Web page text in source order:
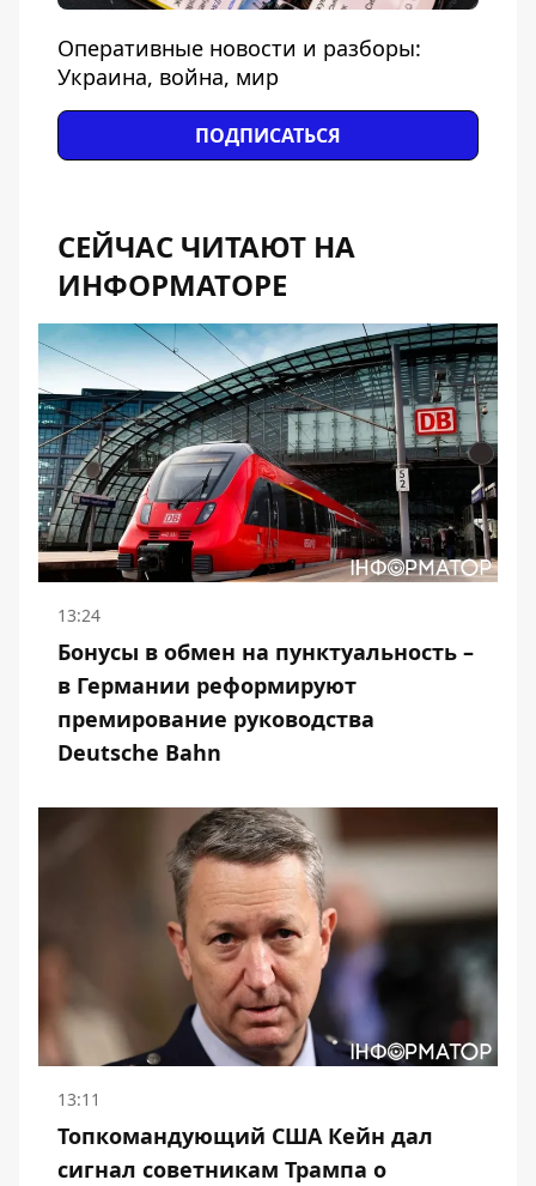
Оперативные новости и разборы:
Украина, война, мир
ПОДПИСАТЬСЯ
СЕЙЧАС ЧИТАЮТ НА
ИНФОРМАТОРЕ
13:24
Бонусы в обмен на пунктуальность –
в Германии реформируют
премирование руководства
Deutsche Bahn
13:11
Топкомандующий США Кейн дал
сигнал советникам Трампа о